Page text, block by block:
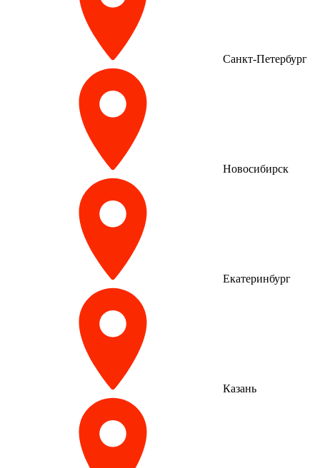
Санкт-Петербург
Новосибирск
Екатеринбург
Казань